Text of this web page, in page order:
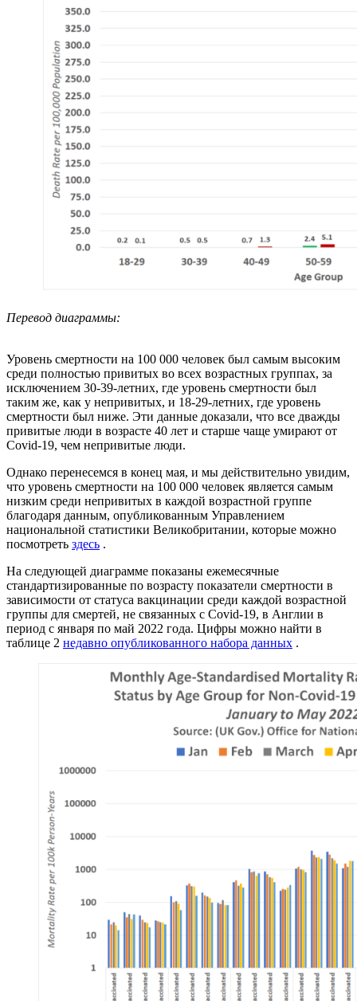
Перевод диаграммы:
Уровень смертности на 100 000 человек был самым высоким
среди полностью привитых во всех возрастных группах, за
исключением 30-39-летних, где уровень смертности был
таким же, как у непривитых, и 18-29-летних, где уровень
смертности был ниже. Эти данные доказали, что все дважды
привитые люди в возрасте 40 лет и старше чаще умирают от
Covid-19, чем непривитые люди.
Однако перенесемся в конец мая, и мы действительно увидим,
что уровень смертности на 100 000 человек является самым
низким среди непривитых в каждой возрастной группе
благодаря данным, опубликованным Управлением
национальной статистики Великобритании, которые можно
посмотреть здесь .
На следующей диаграмме показаны ежемесячные
стандартизированные по возрасту показатели смертности в
зависимости от статуса вакцинации среди каждой возрастной
группы для смертей, не связанных с Covid-19, в Англии в
период с января по май 2022 года. Цифры можно найти в
таблице 2 недавно опубликованного набора данных .